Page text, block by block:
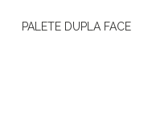
PALETE DUPLA FACE